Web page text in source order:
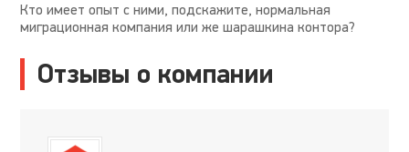
Кто имеет опыт с ними, подскажите, нормальная
миграционная компания или же шарашкина контора?
Отзывы о компании